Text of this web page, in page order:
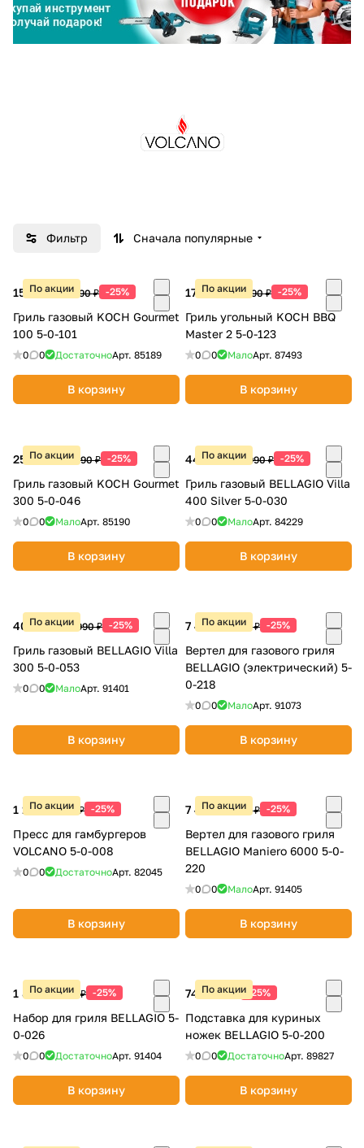
Фильтр Сначала популярные
По акции
15 740 ₽20 990 ₽ -25%
Гриль газовый KOCH Gourmet
100 5-0-101
0 0 ДостаточноАрт. 85189
В корзину
По акции
17 990 ₽23 990 ₽ -25%
Гриль угольный KOCH BBQ
Master 2 5-0-123
0 0 МалоАрт. 87493
В корзину
По акции
25 490 ₽33 990 ₽ -25%
Гриль газовый KOCH Gourmet
300 5-0-046
0 0 МалоАрт. 85190
В корзину
По акции
44 240 ₽58 990 ₽ -25%
Гриль газовый BELLAGIO Villa
400 Silver 5-0-030
0 0 МалоАрт. 84229
В корзину
По акции
40 490 ₽53 990 ₽ -25%
Гриль газовый BELLAGIO Villa
300 5-0-053
0 0 МалоАрт. 91401
В корзину
По акции
7 490 ₽9 990 ₽ -25%
Вертел для газового гриля
BELLAGIO (электрический) 5-
0-218
0 0 МалоАрт. 91073
В корзину
По акции
1 120 ₽1 490 ₽ -25%
Пресс для гамбургеров
VOLCANO 5-0-008
0 0 ДостаточноАрт. 82045
В корзину
По акции
7 490 ₽9 990 ₽ -25%
Вертел для газового гриля
BELLAGIO Maniero 6000 5-0-
220
0 0 МалоАрт. 91405
В корзину
По акции
1 870 ₽2 490 ₽ -25%
Набор для гриля BELLAGIO 5-
0-026
0 0 ДостаточноАрт. 91404
В корзину
По акции
742 ₽ 990 ₽ -25%
Подставка для куриных
ножек BELLAGIO 5-0-200
0 0 ДостаточноАрт. 89827
В корзину
Добавляйте товары
в корзину
% картой любого банка
Оставшиеся75% будут
по25 %каждые 2 недели
Подробнее
25
раз в 2
недели
раз в 2 недели
Остались вопросы?
8 800 302-02-51
plait.ru